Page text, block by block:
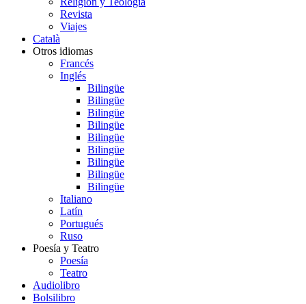
Revista
Viajes
Català
Otros idiomas
Francés
Inglés
Bilingüe
Bilingüe
Bilingüe
Bilingüe
Bilingüe
Bilingüe
Bilingüe
Bilingüe
Bilingüe
Italiano
Latín
Portugués
Ruso
Poesía y Teatro
Poesía
Teatro
Audiolibro
Bolsilibro